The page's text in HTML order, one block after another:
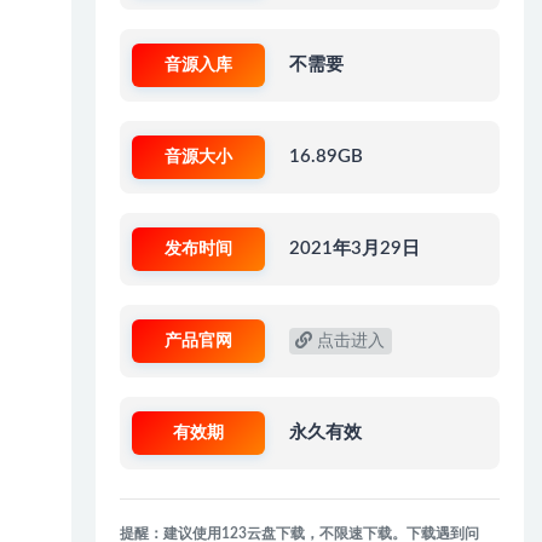
音源入库 不需要
音源大小 16.89GB
发布时间 2021年3月29日
产品官网 点击进入
有效期 永久有效
提醒：建议使用123云盘下载，不限速下载。下载遇到问